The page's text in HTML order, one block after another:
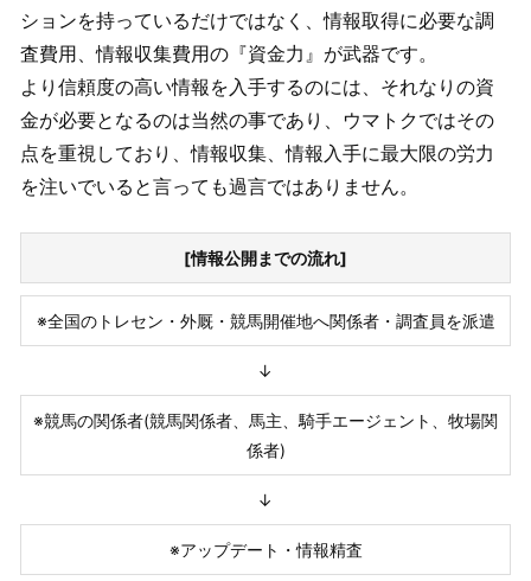
ションを持っているだけではなく、情報取得に必要な調
査費用、情報収集費用の『資金力』が武器です。
より信頼度の高い情報を入手するのには、それなりの資
金が必要となるのは当然の事であり、ウマトクではその
点を重視しており、情報収集、情報入手に最大限の労力
を注いでいると言っても過言ではありません。
[情報公開までの流れ]
※全国のトレセン・外厩・競馬開催地へ関係者・調査員を派遣
↓
※競馬の関係者(競馬関係者、馬主、騎手エージェント、牧場関
係者)
↓
※アップデート・情報精査